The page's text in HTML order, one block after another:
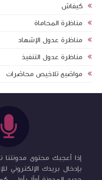
كيفاش
مناظرة المحاماة
مناظرة عدول الإشهاد
مناظرة عدول التنفيذ
مواضيع تلاخيص محاضرات
إذا أعجبك محتوى
بإدخال بريدك الإلكتروني